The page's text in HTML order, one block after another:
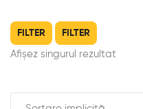
FILTER FILTER
Afișez singurul rezultat